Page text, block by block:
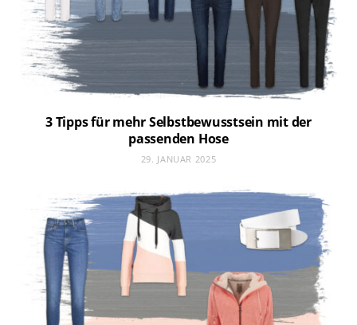
3 Tipps für mehr Selbstbewusstsein mit der
passenden Hose
29. JANUAR 2025